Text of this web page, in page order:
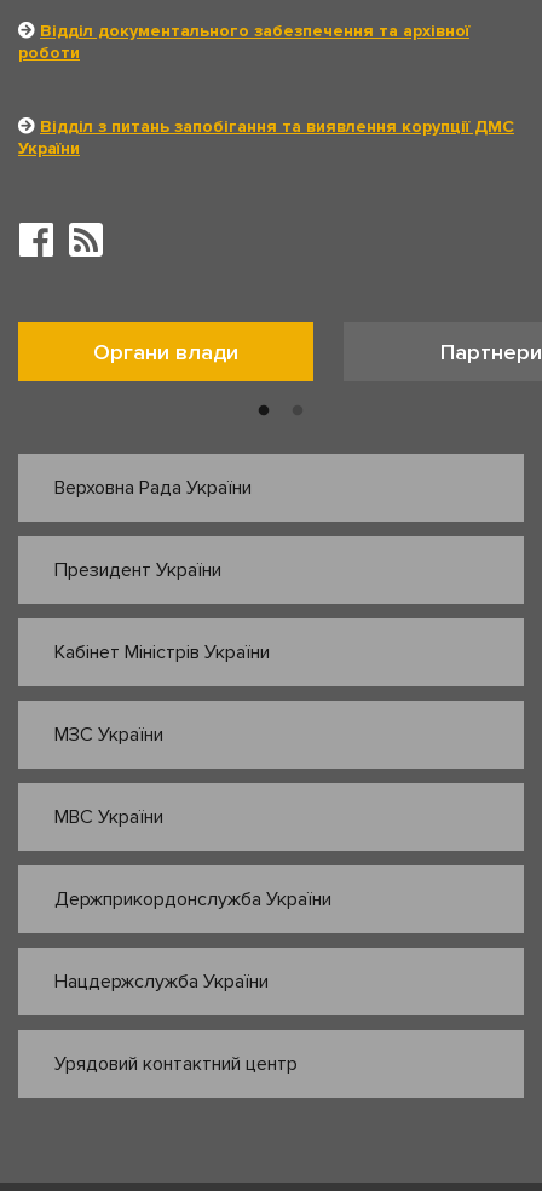
Відділ документального забезпечення та архівної
роботи
Відділ з питань запобігання та виявлення корупції ДМС
України
Органи влади Партнери
Верховна Рада України
Президент України
Кабінет Міністрів України
МЗС України
МВС України
Держприкордонслужба України
Нацдержслужба України
Урядовий контактний центр